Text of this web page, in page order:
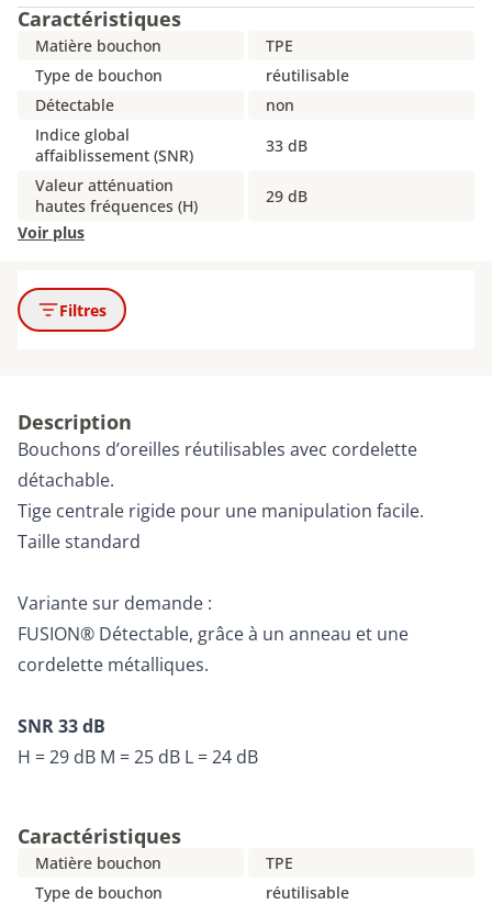
Caractéristiques
Matière bouchon
TPE
Type de bouchon
réutilisable
Détectable
non
Indice global
affaiblissement (SNR)
33 dB
Valeur atténuation
hautes fréquences (H)
29 dB
Voir plus
Filtres
Description
Bouchons d’oreilles réutilisables avec cordelette
détachable.
Tige centrale rigide pour une manipulation facile.
Taille standard
Variante sur demande :
FUSION® Détectable, grâce à un anneau et une
cordelette métalliques.
SNR 33 dB
H = 29 dB M = 25 dB L = 24 dB
Caractéristiques
Matière bouchon
TPE
Type de bouchon
réutilisable